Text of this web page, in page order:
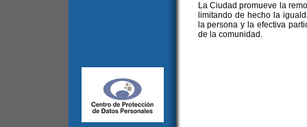
La Ciudad promueve la
limitando de hecho la
la persona y la efectiva
de la comunidad.